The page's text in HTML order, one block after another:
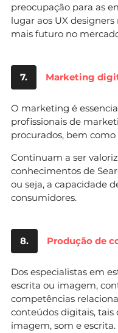
preocupação para as
lugar aos UX
mais futuro no
7. Marketing
O marketing é
profissionais de
procurados, bem como
Continuam a ser
conhecimentos de
ou seja, a capacidade
consumidores.
8. Produção de
Dos especialistas em
escrita ou imagem,
competências
conteúdos digitais, tais
imagem, som e escrita.